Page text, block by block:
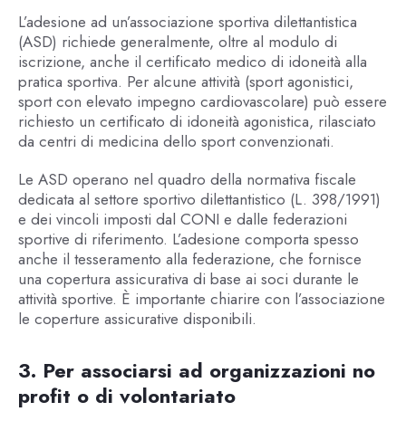
L’adesione ad un’associazione sportiva dilettantistica
(ASD) richiede generalmente, oltre al modulo di
iscrizione, anche il certificato medico di idoneità alla
pratica sportiva. Per alcune attività (sport agonistici,
sport con elevato impegno cardiovascolare) può essere
richiesto un certificato di idoneità agonistica, rilasciato
da centri di medicina dello sport convenzionati.
Le ASD operano nel quadro della normativa fiscale
dedicata al settore sportivo dilettantistico (L. 398/1991)
e dei vincoli imposti dal CONI e dalle federazioni
sportive di riferimento. L’adesione comporta spesso
anche il tesseramento alla federazione, che fornisce
una copertura assicurativa di base ai soci durante le
attività sportive. È importante chiarire con l’associazione
le coperture assicurative disponibili.
3. Per associarsi ad organizzazioni no
profit o di volontariato